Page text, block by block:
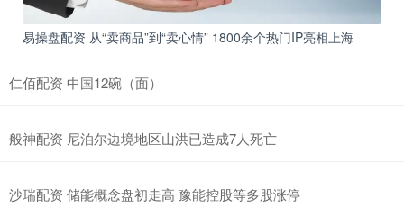
易操盘配资 从“卖商品”到“卖心情” 1800余个热门IP亮相上海
仁佰配资 中国12碗（面）
般神配资 尼泊尔边境地区山洪已造成7人死亡
沙瑞配资 储能概念盘初走高 豫能控股等多股涨停